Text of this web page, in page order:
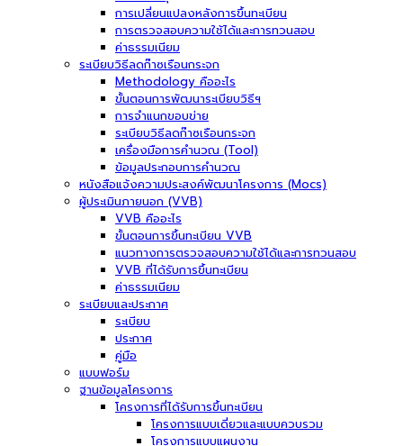
การเปลี่ยนแปลงหลังการขึ้นทะเบียน
การตรวจสอบความใช้ได้และการทวนสอบ
ค่าธรรมเนียม
ระเบียบวิธีลดก๊าซเรือนกระจก
Methodology คืออะไร
ขั้นตอนการพัฒนาระเบียบวิธีฯ
การจำแนกขอบข่าย
ระเบียบวิธีลดก๊าซเรือนกระจก
เครื่องมือการคำนวณ (Tool)
ข้อมูลประกอบการคำนวณ
หนังสือแจ้งความประสงค์พัฒนาโครงการ (Mocs)
ผู้ประเมินภายนอก (VVB)
VVB คืออะไร
ขั้นตอนการขึ้นทะเบียน VVB
แนวทางการตรวจสอบความใช้ได้และการทวนสอบ
VVB ที่ได้รับการขึ้นทะเบียน
ค่าธรรมเนียม
ระเบียบและประกาศ
ระเบียบ
ประกาศ
คู่มือ
แบบฟอร์ม
ฐานข้อมูลโครงการ
โครงการที่ได้รับการขึ้นทะเบียน
โครงการแบบเดี่ยวและแบบควบรวม
โครงการแบบแผนงาน